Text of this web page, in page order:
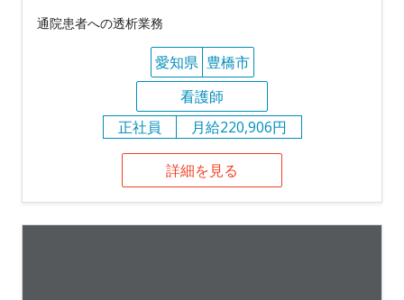
通院患者への透析業務
愛知県 豊橋市
看護師
正社員
月給220,906円
詳細を見る